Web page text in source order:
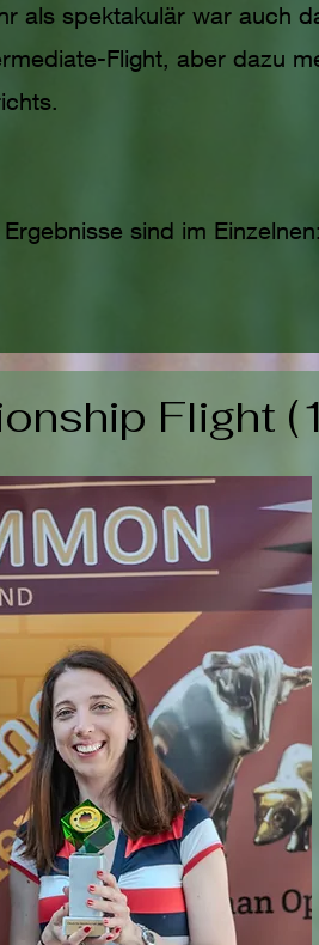
als spektakulär war auch
Flight, aber dazu
Ergebnisse sind im Einzelnen:
Flight